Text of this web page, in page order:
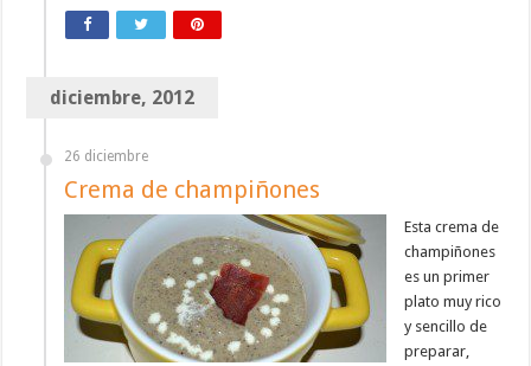
diciembre, 2012
26 diciembre
Crema de champiñones
Esta crema de
champiñones
es un primer
plato muy rico
y sencillo de
preparar,